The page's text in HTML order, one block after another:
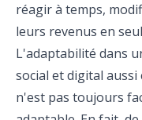
réagir à temps,
leurs revenus en
L'adaptabilité dans
social et digital
n'est pas toujours